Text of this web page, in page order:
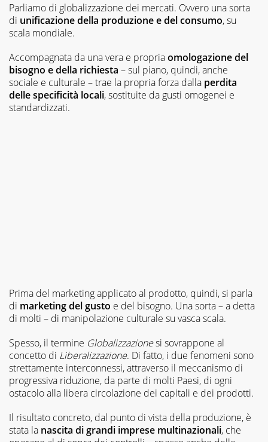
Parliamo di globalizzazione dei mercati. Ovvero una sorta
di unificazione della produzione e del consumo, su
scala mondiale.
Accompagnata da una vera e propriaomologazione del
bisogno e della richiesta – sul piano, quindi, anche
sociale e culturale – trae la propria forza dalla perdita
delle specificità locali, sostituite da gusti omogenei e
standardizzati.
Prima del marketing applicato al prodotto, quindi, si parla
di marketing del gusto e del bisogno. Una sorta – a detta
di molti – di manipolazione culturale su vasca scala.
Spesso, il termine Globalizzazionesi sovrappone al
concetto di Liberalizzazione. Di fatto, i due fenomeni sono
strettamente interconnessi, attraverso il meccanismo di
progressiva riduzione, da parte di molti Paesi, di ogni
ostacolo alla libera circolazione dei capitali e dei prodotti.
Il risultato concreto, dal punto di vista della produzione, è
stata la nascita di grandi imprese multinazionali, che